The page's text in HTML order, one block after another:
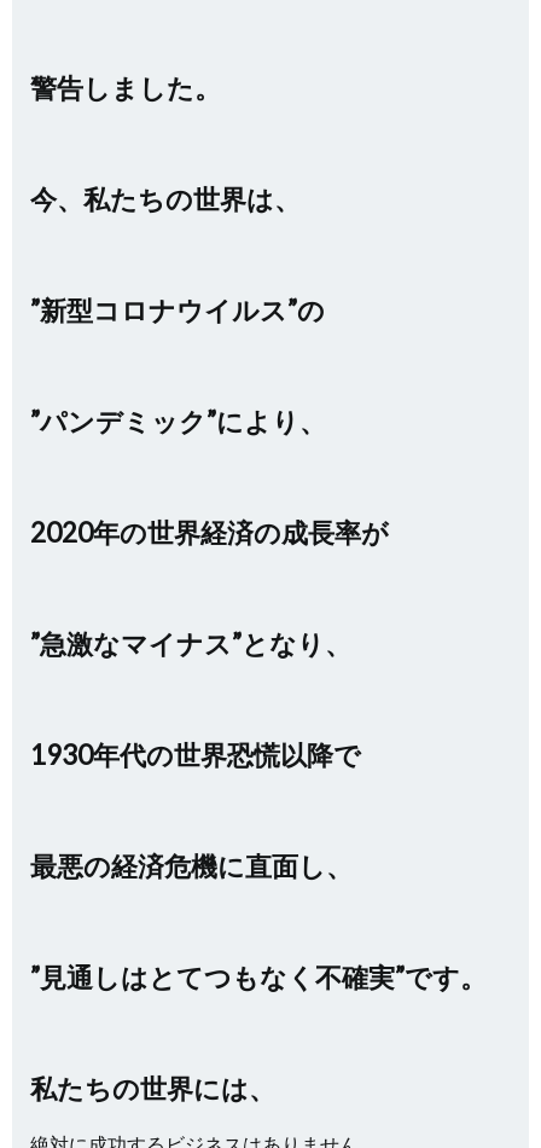
警告しました。
今、私たちの世界は、
”新型コロナウイルス”の
”パンデミック”により、
2020年の世界経済の成長率が
”急激なマイナス”となり、
1930年代の世界恐慌以降で
最悪の経済危機に直面し、
”見通しはとてつもなく不確実”です。
私たちの世界には、